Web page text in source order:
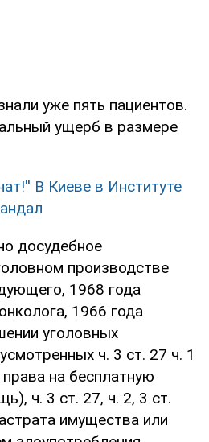
уже пять пациентов.
ущерб в размере
В Киеве в Институте
досудебное
производстве
1968 года
1966 года
уголовных
ч. 3 ст. 27 ч. 1
на бесплатную
ч. 3 ст. 27, ч. 2, 3 ст.
имущества или